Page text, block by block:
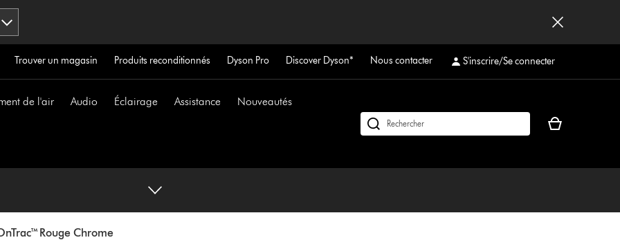
Trouver un magasin Produits reconditionnés Dyson Pro Discover Dyson* Nous contacter S'inscrire/Se connecter
de l'air Audio Éclairage Assistance Nouveautés
Rechercher
Votre
vide
Rouge Chrome